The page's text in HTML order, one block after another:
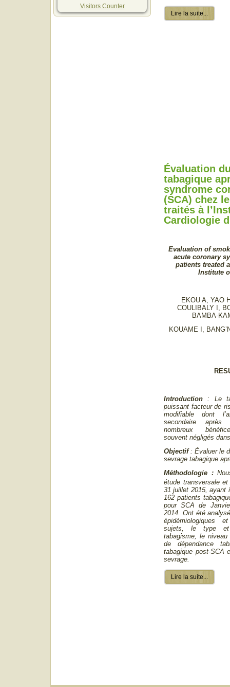
Visitors Counter
Lire la suite...
Évaluation
tabagique
syndrome
(SCA) chez
traités à
Cardiologie
Evaluation of
acute coronary
patients treated
Institute
EKOU A, YAO
COULIBALY I,
BAMBA-
KOUAME I,
Introduction : Le
puissant facteur de
modifiable dont
secondaire
nombreux
souvent négligés
Objectif : Évaluer le
sevrage tabagique
Méthodologie :
étude transversale
31 juillet 2015, ayant
162 patients
pour SCA de
2014. Ont été
épidémiologiques
sujets, le type
tabagisme, le
de dépendance
tabagique post-SCA
sevrage.
Lire la suite...